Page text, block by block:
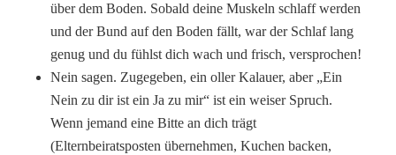
über dem Boden. Sobald deine Muskeln schlaff werden
und der Bund auf den Boden fällt, war der Schlaf lang
genug und du fühlst dich wach und frisch, versprochen!
Nein sagen. Zugegeben, ein oller Kalauer, aber „Ein
Nein zu dir ist ein Ja zu mir“ ist ein weiser Spruch.
Wenn jemand eine Bitte an dich trägt
(Elternbeiratsposten übernehmen, Kuchen backen,